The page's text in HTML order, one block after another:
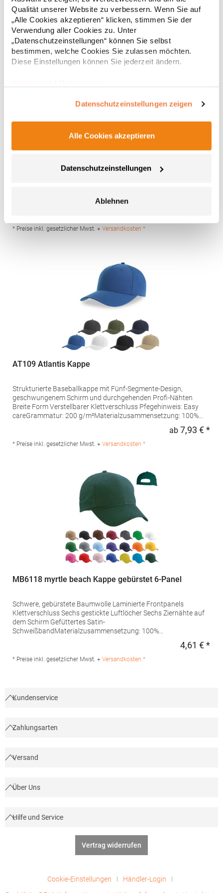
Qualität unserer Website zu verbessern. Wenn Sie auf
„Alle Cookies akzeptieren“ klicken, stimmen Sie der
Verwendung aller Cookies zu. Unter
„Datenschutzeinstellungen“ können Sie selbst
bestimmen, welche Cookies Sie zulassen möchten.
Diese Einstellungen können Sie jederzeit ändern.
Datenschutzeinstellungen zeigen
Alle Cookies akzeptieren
Datenschutzeinstellungen
Ablehnen
Str. 7 64372 Ober-Ramstadt Deutschland E-Mail: info@tbint.de
* Preise inkl. gesetzlicher Mwst. +Versandkosten *
FX6606T FLEXFIT Kappe Farblich passende
Rückseite aus Kontrast Trucker Mesh Farblich passender
Neuheiten2015Materialzusammensetzung: 47% Baumwolle /
GmbH Dr.-Robert-Murjahn-Str. 7 64372 Ober-Ramstadt
* Preise inkl. gesetzlicher Mwst. + Versandkosten *
AT109 Atlantis Kappe
Strukturierte Baseballkappe mit Fünf-Segmente-Design,
geschwungenem Schirm und durchgehenden Profi-Nähten
Breite Form Verstellbarer Klettverschluss Pfegehinweis: Easy
careGrammatur: 200 g/m²Materialzusammensetzung: 100%
Produktsicherheit: Herst.-Nr.: FIJCHersteller: Master Italia S.p.A.
Via Giorgio La Pira 19 30027 San Donà di Piave Italien E-Mail:
ab 7,93 € *
* Preise inkl. gesetzlicher Mwst. + Versandkosten *
MB6118 myrtle beach Kappe gebürstet 6-Panel
Schwere, gebürstete Baumwolle Laminierte Frontpanels
Klettverschluss Sechs gestickte Luftlöcher Sechs Ziernähte auf
dem Schirm Gefüttertes Satin-
SchweißbandMaterialzusammensetzung: 100%
MB6118Hersteller: Gustav Daiber GmbH Vor dem Weißen Stein
25-31 72461 Albstadt Deutschland E-Mail: info@daiber.de
4,61 € *
* Preise inkl. gesetzlicher Mwst. + Versandkosten *
Kundenservice
Zahlungsarten
Versand
Über Uns
Hilfe und Service
Vertrag widerrufen
Cookie-Einstellungen
Händler-Login